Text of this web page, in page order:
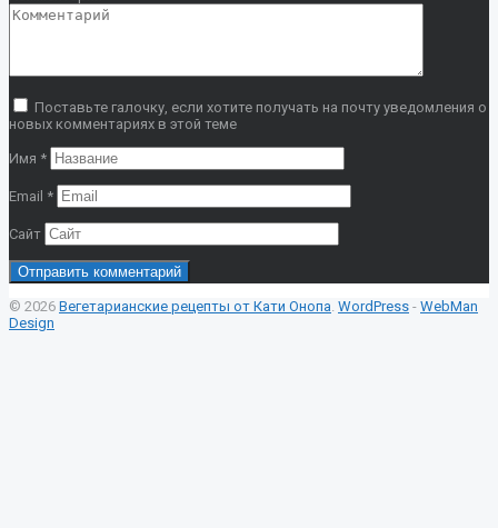
Поставьте галочку, если хотите получать на почту уведомления о
новых комментариях в этой теме
Имя *
Email *
Сайт
© 2026 Вегетарианские рецепты от Кати Онопа WordPress - WebMan
Design